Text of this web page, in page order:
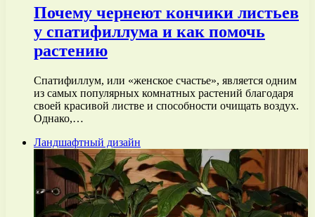
Почему чернеют кончики листьев
у спатифиллума и как помочь
растению
Спатифиллум, или «женское счастье», является одним
из самых популярных комнатных растений благодаря
своей красивой листве и способности очищать воздух.
Однако,…
Ландшафтный дизайн